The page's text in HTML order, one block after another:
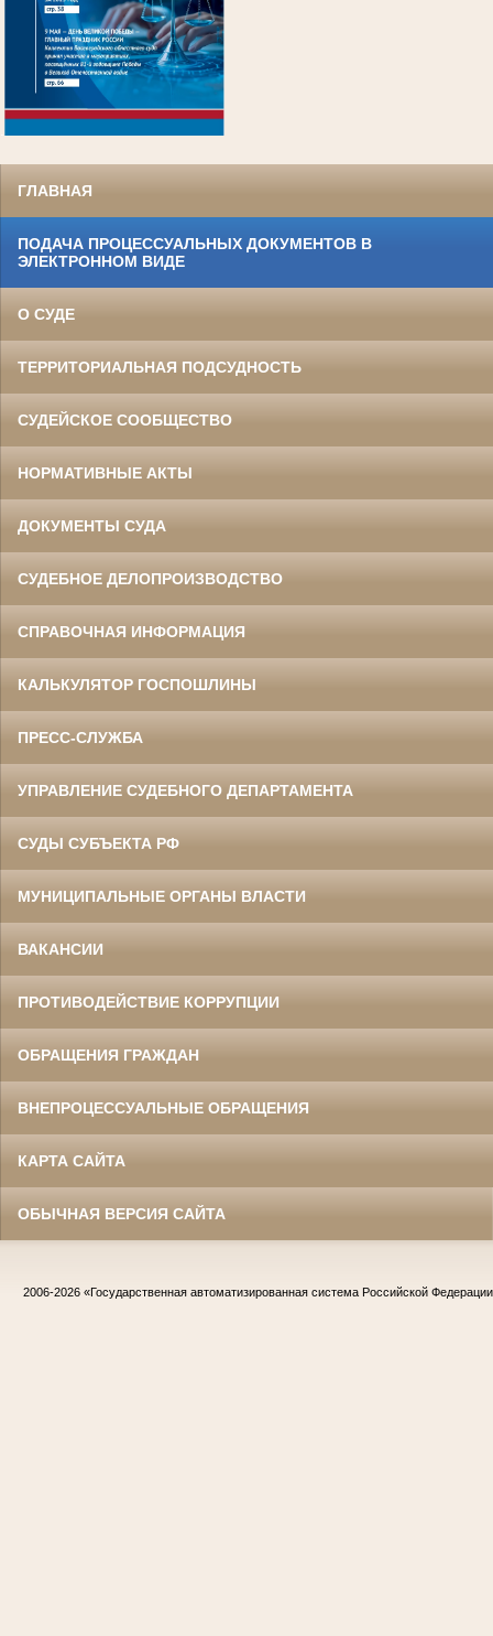
ГЛАВНАЯ
ПОДАЧА ПРОЦЕССУАЛЬНЫХ ДОКУМЕНТОВ В
ЭЛЕКТРОННОМ ВИДЕ
О СУДЕ
ТЕРРИТОРИАЛЬНАЯ ПОДСУДНОСТЬ
СУДЕЙСКОЕ СООБЩЕСТВО
НОРМАТИВНЫЕ АКТЫ
ДОКУМЕНТЫ СУДА
СУДЕБНОЕ ДЕЛОПРОИЗВОДСТВО
СПРАВОЧНАЯ ИНФОРМАЦИЯ
КАЛЬКУЛЯТОР ГОСПОШЛИНЫ
ПРЕСС-СЛУЖБА
УПРАВЛЕНИЕ СУДЕБНОГО ДЕПАРТАМЕНТА
СУДЫ СУБЪЕКТА РФ
МУНИЦИПАЛЬНЫЕ ОРГАНЫ ВЛАСТИ
ВАКАНСИИ
ПРОТИВОДЕЙСТВИЕ КОРРУПЦИИ
ОБРАЩЕНИЯ ГРАЖДАН
ВНЕПРОЦЕССУАЛЬНЫЕ ОБРАЩЕНИЯ
КАРТА САЙТА
ОБЫЧНАЯ ВЕРСИЯ САЙТА
2006-2026 «Государственная автоматизированная система Российской